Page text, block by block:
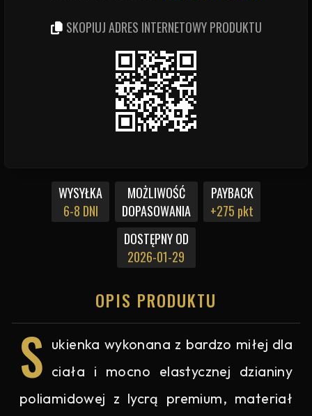
WYSYŁKA
6-8 DNI
MOŻLIWOŚĆ
DOPASOWANIA
PAYBACK
+275 pkt
DOSTĘPNY OD
2026-01-29
OPIS PRODUKTU
S ukienka wykonana z bardzo miłej dla
ciała i mocno elastycznej dzianiny
poliamidowej z lycrą premium, materiał
SKOPIUJ ADRES INTERNETOWY PRODUKTU